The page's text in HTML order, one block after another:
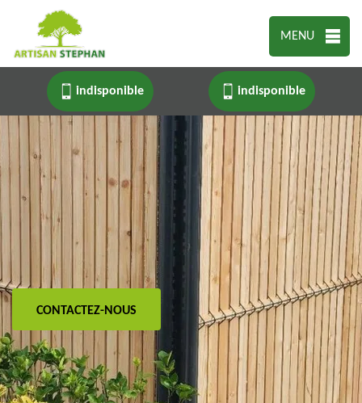
MENU
indisponible indisponible
CONTACTEZ-NOUS